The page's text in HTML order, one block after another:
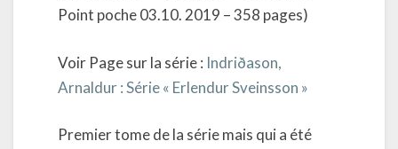
Point poche 03.10. 2019 – 358 pages)
Voir Page sur la série : Indriðason,
Arnaldur : Série « Erlendur Sveinsson »
Premier tome de la série mais qui a été